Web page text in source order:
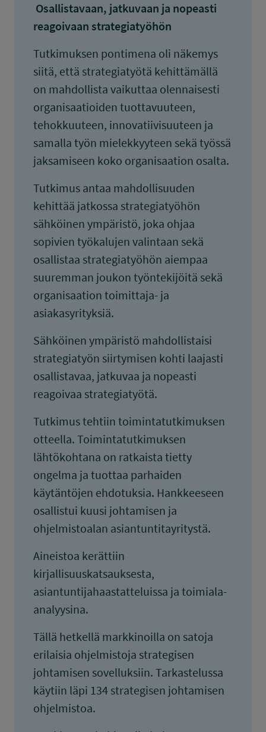
Osallistavaan, jatkuvaan ja nopeasti
reagoivaan strategiatyöhön
Tutkimuksen pontimena oli näkemys
siitä, että strategiatyötä kehittämällä
on mahdollista vaikuttaa olennaisesti
organisaatioiden tuottavuuteen,
tehokkuuteen, innovatiivisuuteen ja
samalla työn mielekkyyteen sekä työssä
jaksamiseen koko organisaation osalta.
Tutkimus antaa mahdollisuuden
kehittää jatkossa strategiatyöhön
sähköinen ympäristö, joka ohjaa
sopivien työkalujen valintaan sekä
osallistaa strategiatyöhön aiempaa
suuremman joukon työntekijöitä sekä
organisaation toimittaja- ja
asiakasyrityksiä.
Sähköinen ympäristö mahdollistaisi
strategiatyön siirtymisen kohti laajasti
osallistavaa, jatkuvaa ja nopeasti
reagoivaa strategiatyötä.
Tutkimus tehtiin toimintatutkimuksen
otteella. Toimintatutkimuksen
lähtökohtana on ratkaista tietty
ongelma ja tuottaa parhaiden
käytäntöjen ehdotuksia. Hankkeeseen
osallistui kuusi johtamisen ja
ohjelmistoalan asiantuntitayritystä.
Aineistoa kerättiin
kirjallisuuskatsauksesta,
asiantuntijahaastatteluissa ja toimiala-
analyysina.
Tällä hetkellä markkinoilla on satoja
erilaisia ohjelmistoja strategisen
johtamisen sovelluksiin. Tarkastelussa
käytiin läpi 134 strategisen johtamisen
ohjelmistoa.